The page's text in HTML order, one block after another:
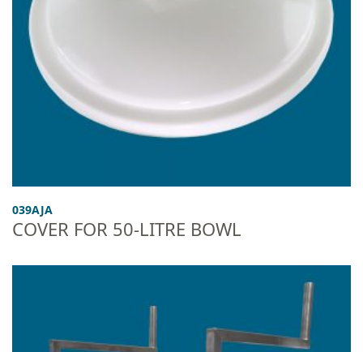
039AJA
COVER FOR 50-LITRE BOWL